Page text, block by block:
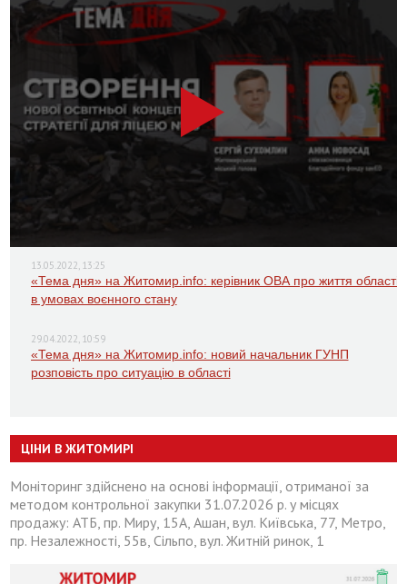
13.05.2022, 13:25
«Тема дня» на Житомир.info: керівник ОВА про життя області
в умовах воєнного стану
29.04.2022, 10:59
«Тема дня» на Житомир.info: новий начальник ГУНП
розповість про ситуацію в області
ЦІНИ В ЖИТОМИРІ
Моніторинг здійснено на основі інформації, отриманої за
методом контрольної закупки 31.07.2026 р. у місцях
продажу: АТБ, пр. Миру, 15А, Ашан, вул. Київська, 77, Метро,
пр. Незалежності, 55в, Сільпо, вул. Житній ринок, 1